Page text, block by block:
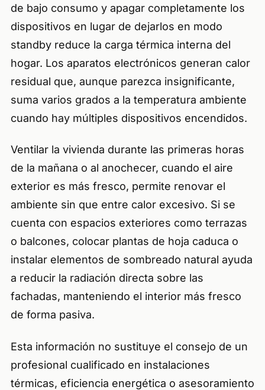
de bajo consumo y apagar completamente los
dispositivos en lugar de dejarlos en modo
standby reduce la carga térmica interna del
hogar. Los aparatos electrónicos generan calor
residual que, aunque parezca insignificante,
suma varios grados a la temperatura ambiente
cuando hay múltiples dispositivos encendidos.
Ventilar la vivienda durante las primeras horas
de la mañana o al anochecer, cuando el aire
exterior es más fresco, permite renovar el
ambiente sin que entre calor excesivo. Si se
cuenta con espacios exteriores como terrazas
o balcones, colocar plantas de hoja caduca o
instalar elementos de sombreado natural ayuda
a reducir la radiación directa sobre las
fachadas, manteniendo el interior más fresco
de forma pasiva.
Esta información no sustituye el consejo de un
profesional cualificado en instalaciones
térmicas, eficiencia energética o asesoramiento